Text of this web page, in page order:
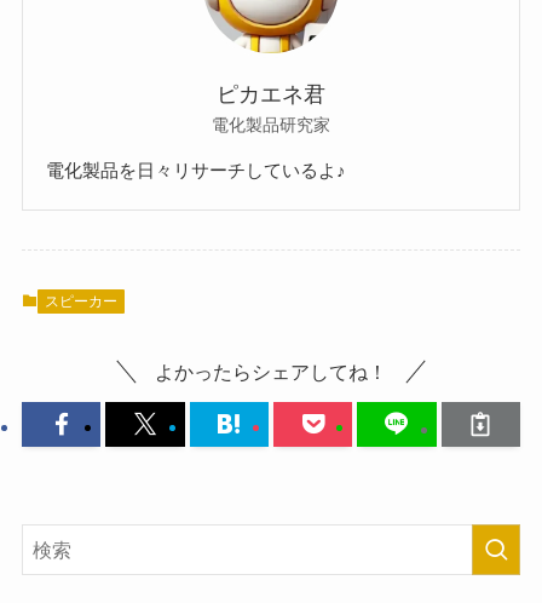
ピカエネ君
電化製品研究家
電化製品を日々リサーチしているよ♪
スピーカー
よかったらシェアしてね！